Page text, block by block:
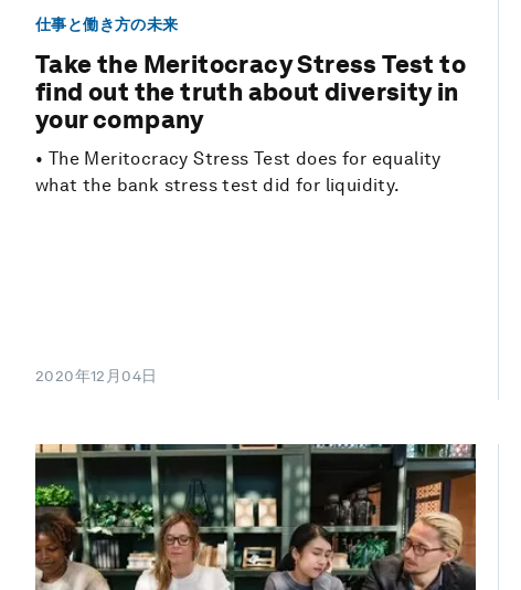
仕事と働き方の未来
Take the Meritocracy Stress Test to
find out the truth about diversity in
your company
• The Meritocracy Stress Test does for equality
what the bank stress test did for liquidity.
2020年12月04日